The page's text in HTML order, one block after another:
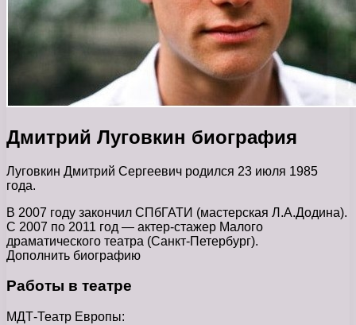
Дмитрий Луговкин биография
Луговкин Дмитрий Сергеевич родился 23 июля 1985
года.
В 2007 году закончил СПбГАТИ (мастерская Л.А.Додина).
С 2007 по 2011 год — актер-стажер Малого
драматического театра (Санкт-Петербург).
Дополнить биографию
Работы в театре
МДТ-Театр Европы: